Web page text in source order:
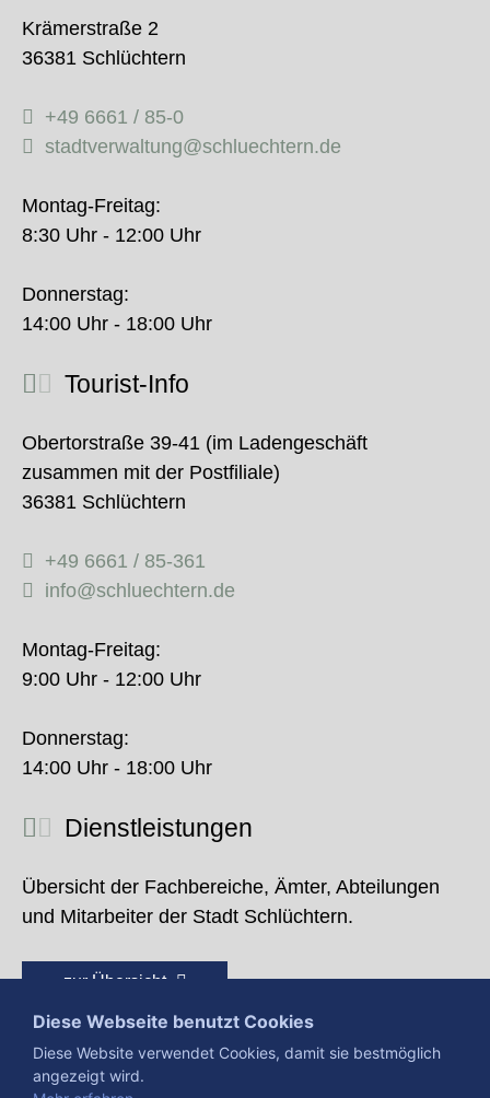
Krämerstraße 2
36381 Schlüchtern
+49 6661 / 85-0
stadtverwaltung@schluechtern.de
Montag-Freitag:
8:30 Uhr - 12:00 Uhr
Donnerstag:
14:00 Uhr - 18:00 Uhr
Tourist-Info
Obertorstraße 39-41 (im Ladengeschäft
zusammen mit der Postfiliale)
36381 Schlüchtern
+49 6661 / 85-361
info@schluechtern.de
Montag-Freitag:
9:00 Uhr - 12:00 Uhr
Donnerstag:
14:00 Uhr - 18:00 Uhr
Dienstleistungen
Übersicht der Fachbereiche, Ämter, Abteilungen
und Mitarbeiter der Stadt Schlüchtern.
zur Übersicht
Diese Webseite benutzt Cookies
Diese Website verwendet Cookies, damit sie bestmöglich
angezeigt wird.